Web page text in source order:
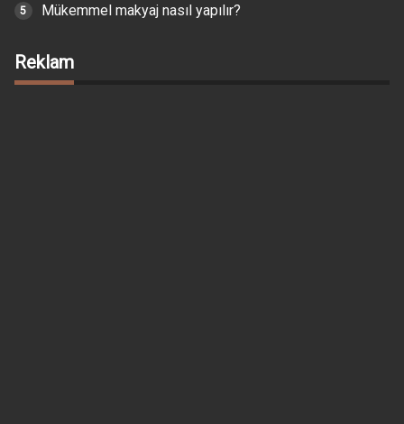
Mükemmel makyaj nasıl yapılır?
Reklam